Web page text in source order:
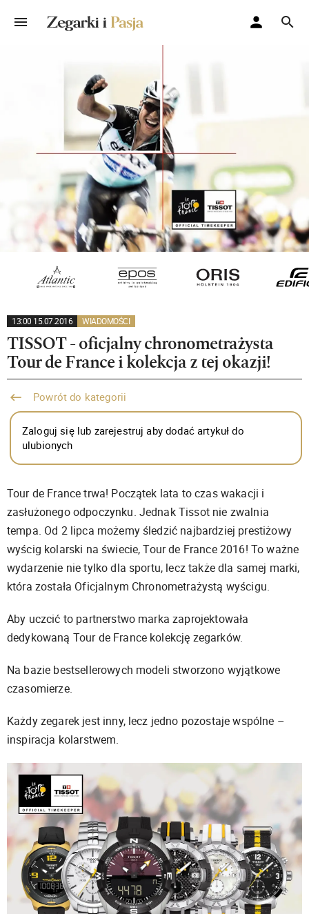
13:00 15.07.2016 WIADOMOŚCI
TISSOT - oficjalny chronometrażysta
Tour de France i kolekcja z tej okazji!
Powrót do kategorii
Zaloguj się lub zarejestruj aby dodać artykuł do
ulubionych
Tour de France trwa! Początek lata to czas wakacji i
zasłużonego odpoczynku. Jednak Tissot nie zwalnia
tempa. Od 2 lipca możemy śledzić najbardziej prestiżowy
wyścig kolarski na świecie, Tour de France 2016! To ważne
wydarzenie nie tylko dla sportu, lecz także dla samej marki,
która została Oficjalnym Chronometrażystą wyścigu.
Aby uczcić to partnerstwo marka zaprojektowała
dedykowaną Tour de France kolekcję zegarków.
Na bazie bestsellerowych modeli stworzono wyjątkowe
czasomierze.
Każdy zegarek jest inny, lecz jedno pozostaje wspólne –
inspiracja kolarstwem.